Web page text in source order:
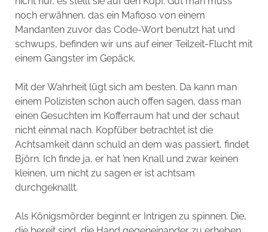
noch erwähnen, das ein Mafioso von einem
Mandanten zuvor das Code-Wort benutzt hat und
schwups, befinden wir uns auf einer Teilzeit-Flucht mit
einem Gangster im Gepäck.
Mit der Wahrheit lügt sich am besten. Da kann man
einem Polizisten schon auch offen sagen, dass man
einen Gesuchten im Kofferraum hat und der schaut
nicht einmal nach. Kopfüber betrachtet ist die
Achtsamkeit dann schuld an dem was passiert, findet
Björn. Ich finde ja, er hat ’nen Knall und zwar keinen
kleinen, um nicht zu sagen er ist achtsam
durchgeknallt.
Als Königsmörder beginnt er Intrigen zu spinnen. Die,